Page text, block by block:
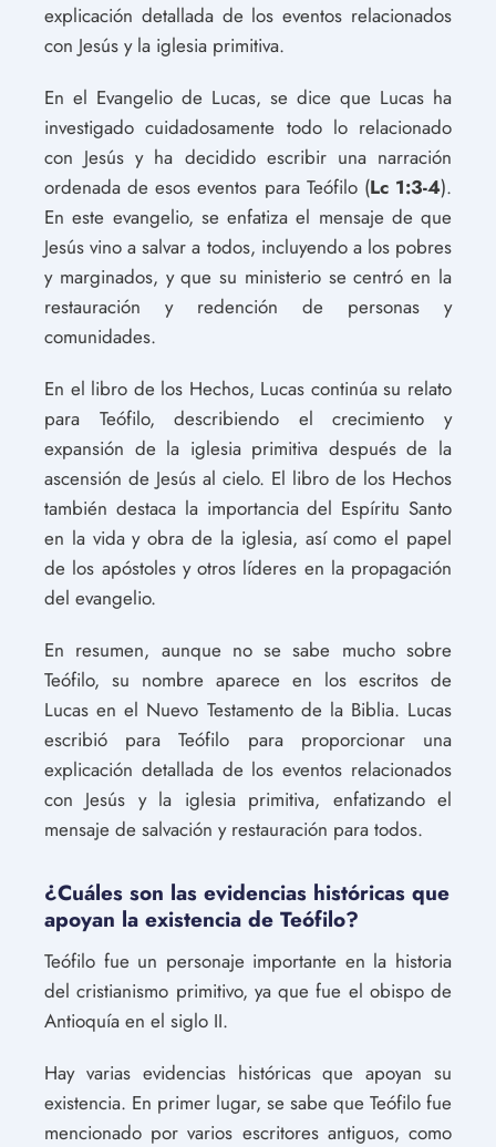
explicación detallada de los eventos relacionados
con Jesús y la iglesia primitiva.
En el Evangelio de Lucas, se dice que Lucas ha
investigado cuidadosamente todo lo relacionado
con Jesús y ha decidido escribir una narración
ordenada de esos eventos para Teófilo (Lc 1:3-4).
En este evangelio, se enfatiza el mensaje de que
Jesús vino a salvar a todos, incluyendo a los pobres
y marginados, y que su ministerio se centró en la
restauración y redención de personas y
comunidades.
En el libro de los Hechos, Lucas continúa su relato
para Teófilo, describiendo el crecimiento y
expansión de la iglesia primitiva después de la
ascensión de Jesús al cielo. El libro de los Hechos
también destaca la importancia del Espíritu Santo
en la vida y obra de la iglesia, así como el papel
de los apóstoles y otros líderes en la propagación
del evangelio.
En resumen, aunque no se sabe mucho sobre
Teófilo, su nombre aparece en los escritos de
Lucas en el Nuevo Testamento de la Biblia. Lucas
escribió para Teófilo para proporcionar una
explicación detallada de los eventos relacionados
con Jesús y la iglesia primitiva, enfatizando el
mensaje de salvación y restauración para todos.
¿Cuáles son las evidencias históricas que
apoyan la existencia de Teófilo?
Teófilo fue un personaje importante en la historia
del cristianismo primitivo, ya que fue el obispo de
Antioquía en el siglo II.
Hay varias evidencias históricas que apoyan su
existencia. En primer lugar, se sabe que Teófilo fue
mencionado por varios escritores antiguos, como